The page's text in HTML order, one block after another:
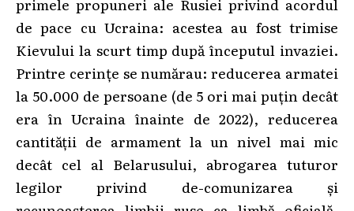
de pace cu Ucraina: acestea au fost trimise
Kievului la scurt timp după începutul invaziei.
Printre cerințe se numărau: reducerea armatei
la 50.000 de persoane (de 5 ori mai puțin decât
era în Ucraina înainte de 2022), reducerea
cantității de armament la un nivel mai mic
decât cel al Belarusului, abrogarea tuturor
legilor privind de-comunizarea și